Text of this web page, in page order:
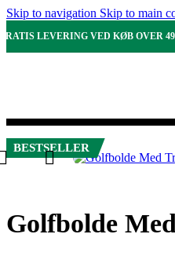
Skip to navigation Skip to main
LEVERING VED KØB OVER
BESTSELLER
Golfbolde